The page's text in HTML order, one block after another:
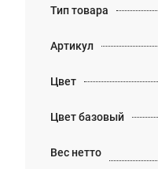
Тип товара
Артикул
Цвет
Цвет базовый
Вес нетто